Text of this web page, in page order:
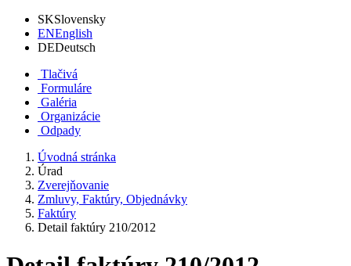
SKSlovensky
ENEnglish
DEDeutsch
Tlačivá
Formuláre
Galéria
Organizácie
Odpady
Úvodná stránka
Úrad
Zverejňovanie
Zmluvy, Faktúry, Objednávky
Faktúry
Detail faktúry 210/2012